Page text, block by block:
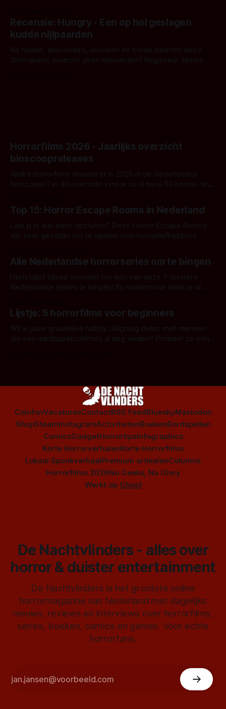
achtergrond, belooft iets kleurrijks maar onheilspellends,
iets ongrijpbaars. En dat maakt De Groen met ieder woord
waar.
Recensie: Hungry - Een op hol geslagen
kudde nijlpaarden
Na haaien, anaconda's, leeuwen en beren dachten deze
filmmakers: waarom geen nijlpaarden? Regisseur James
Horrorfilms 2026 - Jaarlijks overzicht
bioscoopreleases
Welke horrorfilms draaien er in 2026 in de Nederlandse
bioscopen? In dit overzicht vind je nu al bijna 50 horror- en
Top 15: Horror Escape Rooms in Nederland
Laat jij je wel eens opsluiten? Deze Horror Escape Rooms
zijn zeer geschikt om te spelen voor horrorliefhebbers.
Alle Nederlandse horrorseries om te bingen
Herfstdip? Ideaal moment om één van deze 7 duistere
Nederlandse series te bingen! Bij nederhorror denk je al
Amsterdamned of The Johnsons. Maar Nederlandse horror
is niet beperkt tot films. Hier een aantal Nederlandse tv-
series uit het duistere of horrorgenre. Als
Lijstje: 5 horrorfilms voor beginners
Wil je jouw gruwelijke hobby dolgraag delen met mensen
die een aardappelschilmes al eng vinden? Probeer ze eens
ColofonVacaturesContactRSS FeedBlueskyMastodon
ShopSteamInstagramActiviteitenBoekenBordspellen
ComicsGadgetHorrortipsInfographics
Korte HorrorverhalenKorte Horrorfilms
Lokaal SpookverhaalPremium artikelenColumns
Horrorfilms 2026No Geeks, No Glory
Werkt op Ghost
De Nachtvlinders - alles over
horror & duister entertainment
De Nachtvlinders is het grootste online
horrormagazine van Nederland met dagelijks
nieuws, reviews en interviews over horrorfilms,
series, boeken, comics en games. Voor echte
horrorfans.